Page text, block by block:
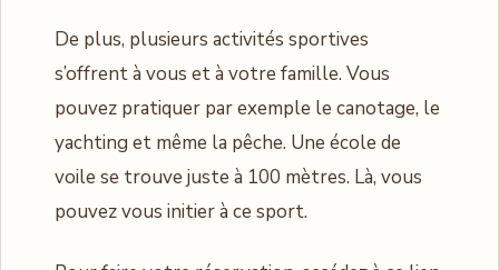
De plus, plusieurs activités sportives
s’offrent à vous et à votre famille. Vous
pouvez pratiquer par exemple le canotage, le
yachting et même la pêche. Une école de
voile se trouve juste à 100 mètres. Là, vous
pouvez vous initier à ce sport.